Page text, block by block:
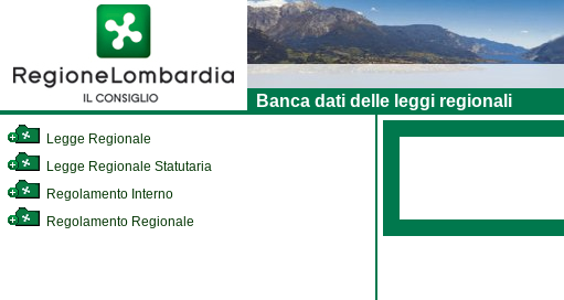
Banca dati delle leggi regionali
Legge Regionale
Legge Regionale Statutaria
Regolamento Interno
Regolamento Regionale